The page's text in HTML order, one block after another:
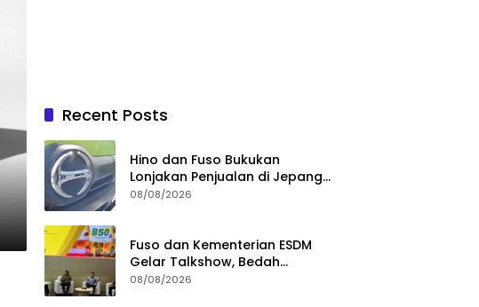
Recent Posts
Hino dan Fuso Bukukan
Lonjakan Penjualan di Jepang
selama Januari – Juli 2026
08/08/2026
Fuso dan Kementerian ESDM
Gelar Talkshow, Bedah
Roadmap B50 hingga
08/08/2026